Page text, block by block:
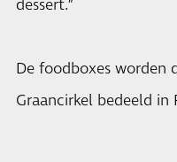
dessert.”
De foodboxes worden
Graancirkel bedeeld in